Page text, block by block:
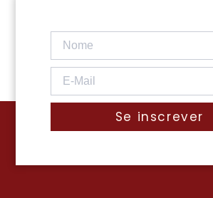
Se inscrever